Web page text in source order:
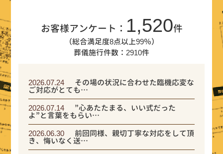
お客様アンケート： 1,520件
（総合満足度8点以上99％）
葬儀施行件数：2910件
2026.07.24 その場の状況に合わせた臨機応変な
ご対応がとても…
2026.07.14
”心あたたまる、いい式だった
よ”と言葉をもらい…
2026.06.30
前回同様、親切丁寧な対応をして頂
き、悔いなく送…